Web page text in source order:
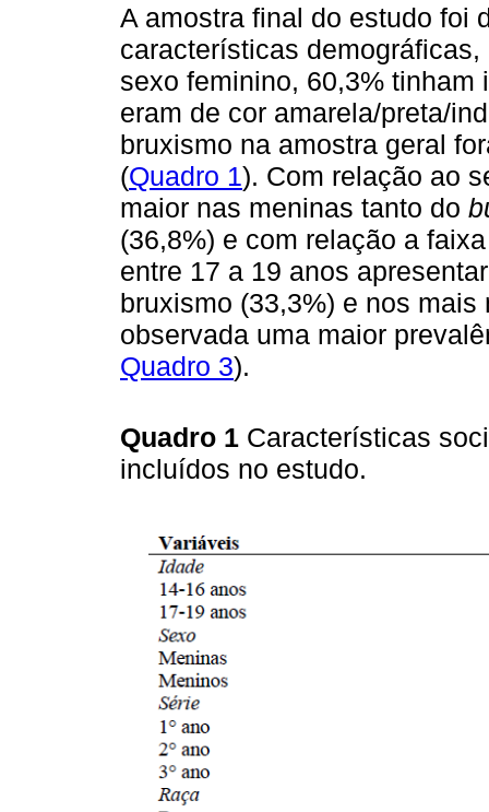
A amostra final do estudo foi
características
sexo feminino, 60,3% tinham
eram de cor amarela/preta/
bruxismo na amostra geral
(Quadro 1). Com relação ao
maior nas meninas tanto do
(36,8%) e com relação a
entre 17 a 19 anos
bruxismo (33,3%) e nos
observada uma maior
Quadro 3).
Quadro 1 Características
incluídos no estudo.